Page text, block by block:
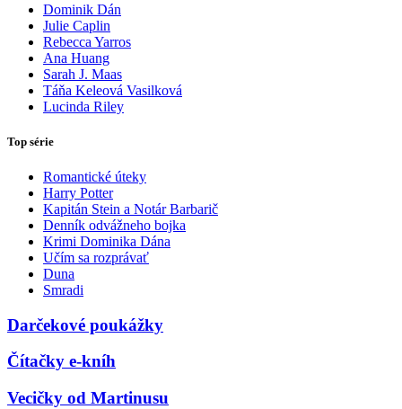
Dominik Dán
Julie Caplin
Rebecca Yarros
Ana Huang
Sarah J. Maas
Táňa Keleová Vasilková
Lucinda Riley
Top série
Romantické úteky
Harry Potter
Kapitán Stein a Notár Barbarič
Denník odvážneho bojka
Krimi Dominika Dána
Učím sa rozprávať
Duna
Smradi
Darčekové poukážky
Čítačky e-kníh
Vecičky od Martinusu